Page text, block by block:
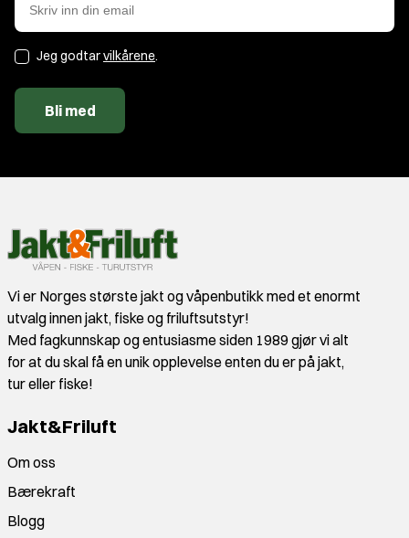
Jeg godtarvilkårene.
Bli med
Vi er Norges største jakt og våpenbutikk med et enormt
utvalg innen jakt, fiske og friluftsutstyr!
Med fagkunnskap og entusiasme siden 1989 gjør vi alt
for at du skal få en unik opplevelse enten du er på jakt,
tur eller fiske!
Jakt&Friluft
Om oss
Bærekraft
Blogg